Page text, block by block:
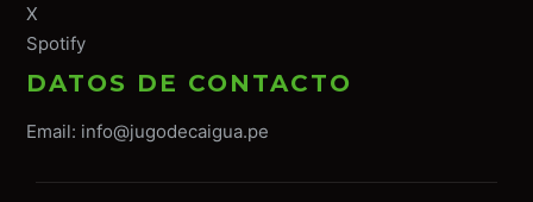
X
Spotify
DATOS DE CONTACTO
Email: info@jugodecaigua.pe